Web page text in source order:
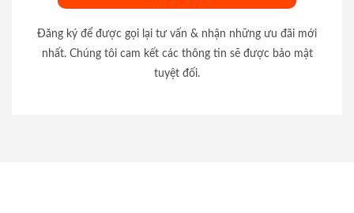
Đăng ký để được gọi lại tư vấn & nhận những ưu đãi mới
nhất. Chúng tôi cam kết các thông tin sẽ được bảo mật
tuyệt đối.